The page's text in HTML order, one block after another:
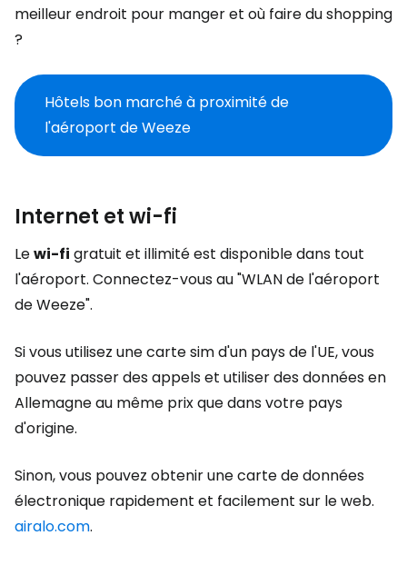
meilleur endroit pour manger et où faire du shopping
?
Hôtels bon marché à proximité de
l'aéroport de Weeze
Internet et wi-fi
Lewi-fi gratuit et illimité est disponible dans tout
l'aéroport. Connectez-vous au "WLAN de l'aéroport
de Weeze".
Si vous utilisez une carte sim d'un pays de l'UE, vous
pouvez passer des appels et utiliser des données en
Allemagne au même prix que dans votre pays
d'origine.
Sinon, vous pouvez obtenir une carte de données
électronique rapidement et facilement sur le web.
airalo.com.